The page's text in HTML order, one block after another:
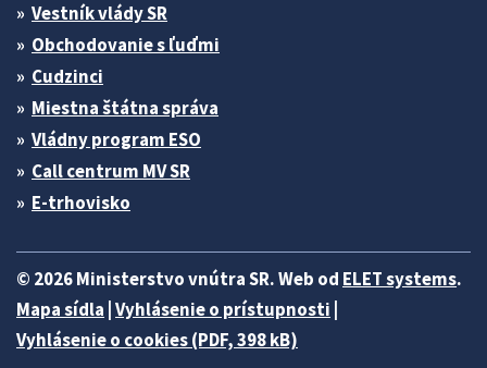
Vestník vlády SR
Obchodovanie s ľuďmi
Cudzinci
Miestna štátna správa
Vládny program ESO
Call centrum MV SR
E-trhovisko
© 2026 Ministerstvo vnútra SR. Web od ELET systems.
Mapa sídla Vyhlásenie o prístupnosti
Vyhlásenie o cookies (PDF, 398 kB)